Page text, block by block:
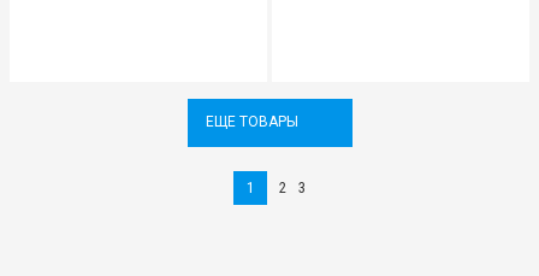
ЕЩЕ ТОВАРЫ
1 2 3